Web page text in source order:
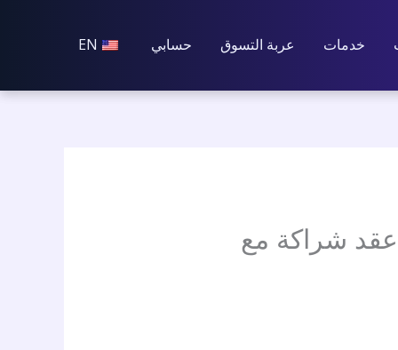
خدمات عربة التسوق حسابي EN
عقد شراكة مع